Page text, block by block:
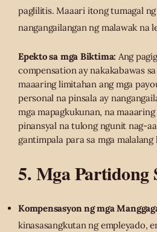
paglilitis. Maaari itong tumagal
nangangailangan ng malawak na
Epekto sa mga Biktima: Ang
compensation ay nakakabawas
maaaring limitahan ang mga
personal na pinsala ay
mga mapagkukunan, na
pinansyal na tulong ngunit nag-
gantimpala para sa mga malalang
5. Mga Partidong
Kompensasyon ng mga
kinasasangkutan ng empleyado,